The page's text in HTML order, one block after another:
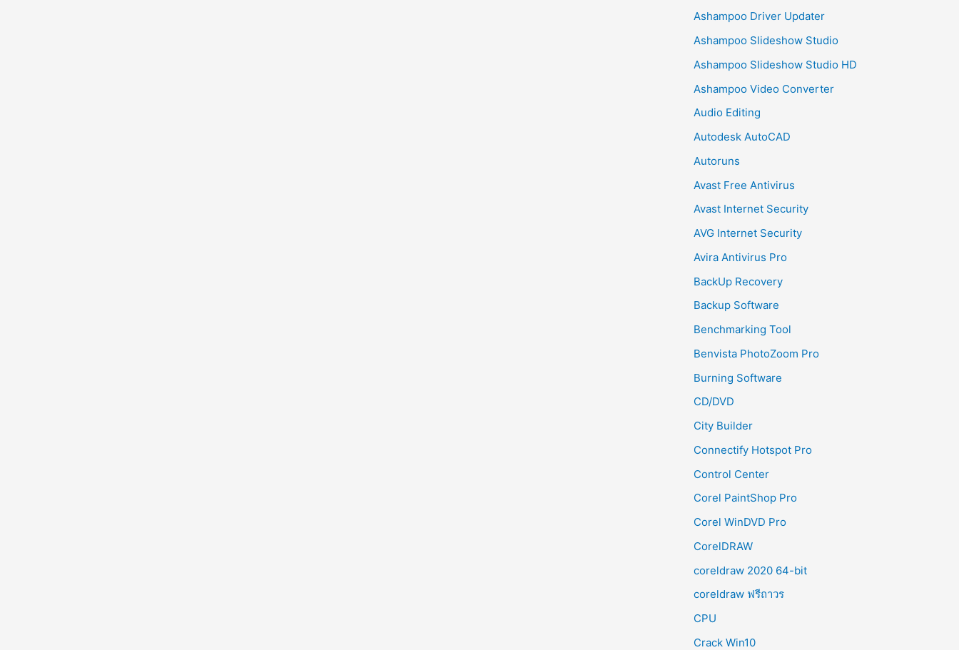
Ashampoo Driver Updater
Ashampoo Slideshow Studio
Ashampoo Slideshow Studio HD
Ashampoo Video Converter
Audio Editing
Autodesk AutoCAD
Autoruns
Avast Free Antivirus
Avast Internet Security
AVG Internet Security
Avira Antivirus Pro
BackUp Recovery
Backup Software
Benchmarking Tool
Benvista PhotoZoom Pro
Burning Software
CD/DVD
City Builder
Connectify Hotspot Pro
Control Center
Corel PaintShop Pro
Corel WinDVD Pro
CorelDRAW
coreldraw 2020 64-bit
coreldraw ฟรีถาวร
CPU
Crack Win10